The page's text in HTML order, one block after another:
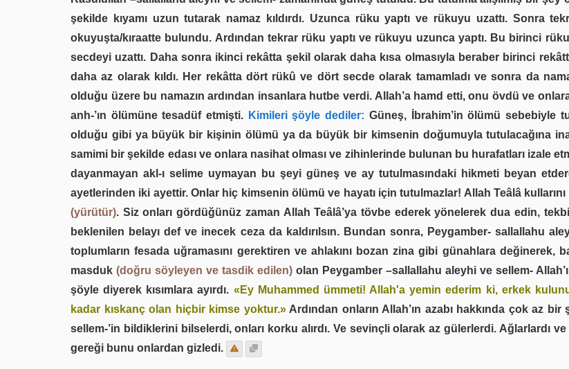
şekilde kıyamı uzun tutarak namaz kıldırdı. Uzunca rüku yaptı ve rükuyu uzattı. Sonra
okuyuşta/kıraatte bulundu. Ardından tekrar rüku yaptı ve rükuyu uzunca yaptı. Bu birinci
secdeyi uzattı. Daha sonra ikinci rekâtta şekil olarak daha kısa olmasıyla beraber birinci
daha az olarak kıldı. Her rekâtta dört rükû ve dört secde olarak tamamladı ve sonra da
olduğu üzere bu namazın ardından insanlara hutbe verdi. Allah’a hamd etti, onu övdü ve
anh-’ın ölümüne tesadüf etmişti. Kimileri şöyle dediler: Güneş, İbrahim’in ölümü sebebiyle
olduğu gibi ya büyük bir kişinin ölümü ya da büyük bir kimsenin doğumuyla tutulacağına
samimi bir şekilde edası ve onlara nasihat olması ve zihinlerinde bulunan bu hurafatları izale
dayanmayan akl-ı selime uymayan bu şeyi güneş ve ay tutulmasındaki hikmeti beyan
ayetlerinden iki ayettir. Onlar hiç kimsenin ölümü ve hayatı için tutulmazlar! Allah Teâlâ
(yürütür). Siz onları gördüğünüz zaman Allah Teâlâ’ya tövbe ederek yönelerek dua edin,
beklenilen belayı def ve inecek ceza da kaldırılsın. Bundan sonra, Peygamber- sallallahu
toplumların fesada uğramasını gerektiren ve ahlakını bozan zina gibi günahlara değinerek,
masduk (doğru söyleyen ve tasdik edilen) olan Peygamber –sallallahu aleyhi ve sellem-
şöyle diyerek kısımlara ayırdı. «Ey Muhammed ümmeti! Allah'a yemin ederim ki, erkek
kadar kıskanç olan hiçbir kimse yoktur.»Ardından onların Allah’ın azabı hakkında çok az
sellem-’in bildiklerini bilselerdi, onları korku alırdı. Ve sevinçli olarak az gülerlerdi. Ağlarlardı
gereği bunu onlardan gizledi.